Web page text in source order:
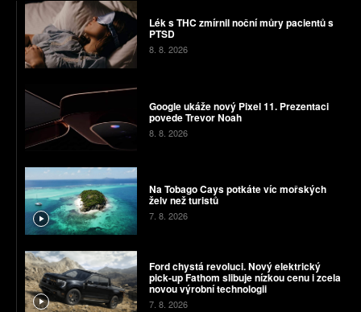
Lék s THC zmírnil noční můry pacientů s
PTSD
8. 8. 2026
Google ukáže nový Pixel 11. Prezentaci
povede Trevor Noah
8. 8. 2026
Na Tobago Cays potkáte víc mořských
želv než turistů
7. 8. 2026
Ford chystá revoluci. Nový elektrický
pick-up Fathom slibuje nízkou cenu i zcela
novou výrobní technologii
7. 8. 2026